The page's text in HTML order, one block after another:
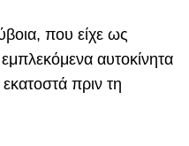
που είχε ως
αυτοκίνητα
πριν τη